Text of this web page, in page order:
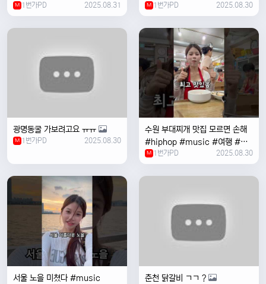
M 1번가PD 2025.08.31
#coversong #music #한국
여행 #한국
M 1번가PD 2025.08.30
광명동굴 가보려고요 ㅠㅠ
M 1번가PD 2025.08.30
수원 부대찌개 맛집 모르면 손해
#hiphop #music #여행 #맛
집 #수원 #한국여행 #베트남여
자 #혼자여행
M 1번가PD 2025.08.30
서울 노을 미쳤다 #music 춘천 닭갈비 ㄱㄱ ?